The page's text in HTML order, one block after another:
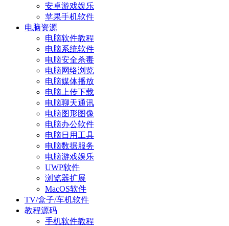
安卓游戏娱乐
苹果手机软件
电脑资源
电脑软件教程
电脑系统软件
电脑安全杀毒
电脑网络浏览
电脑媒体播放
电脑上传下载
电脑聊天通讯
电脑图形图像
电脑办公软件
电脑日用工具
电脑数据服务
电脑游戏娱乐
UWP软件
浏览器扩展
MacOS软件
TV/盒子/车机软件
教程源码
手机软件教程